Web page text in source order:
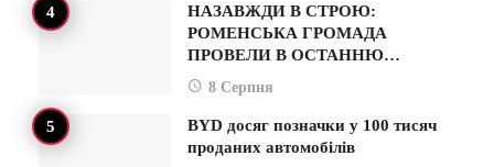
НАЗАВЖДИ В СТРОЮ:
РОМЕНСЬКА ГРОМАДА
ПРОВЕЛИ В ОСТАННЮ…
8 Серпня
BYD досяг позначки у 100 тисяч
проданих автомобілів